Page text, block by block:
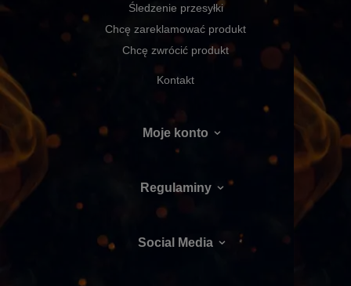
Śledzenie przesyłki
Chcę zareklamować produkt
Chcę zwrócić produkt
Kontakt
Moje konto
Regulaminy
Social Media